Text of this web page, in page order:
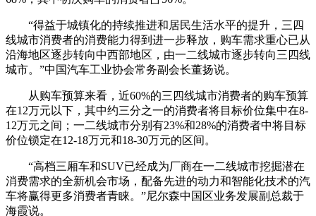
“得益于城镇化的持续推进和居民生活水平的提升，三四
线城市消费者的消费能力得到进一步释放，购车需求重心已从
沿海地区逐步转向中西部地区，由一二线城市逐步转向三四线
城市。”中国汽车工业协会常务副会长董扬说。
从购车预算来看，近60%的三四线城市消费者的购车预算
在12万元以下，其中约三分之一的消费者将目标价位集中在8-
12万元之间；一二线城市分别有23%和28%的消费者中将目标
价位锁定在12-18万元和18-30万元的区间。
“高档三厢车和SUV已经成为厂商在一二线城市挖掘潜在
消费需求的全新机会市场，配备先进的动力和智能化技术的汽
车将赢得更多消费者青睐。”尼尔森中国区业务发展副总裁于
海霞说。